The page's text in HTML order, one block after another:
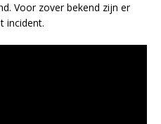
Voor zover bekend zijn er
incident.